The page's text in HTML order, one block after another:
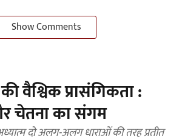
Show Comments
वैश्विक प्रासंगिकता :
चेतना का संगम
दो अलग-अलग धाराओं की तरह प्रतीत